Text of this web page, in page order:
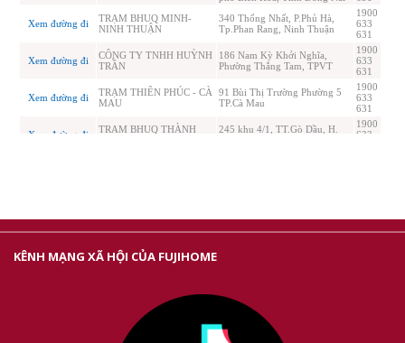
KÊNH MẠNG XÃ HỘI CỦA FUJIHOME